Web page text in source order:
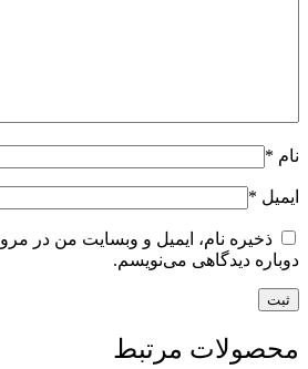
نام *
ایمیل *
ذخیره نام، ایمیل و وبسایت من در
دوباره دیدگاهی می‌نویسم.
محصولات مرتبط